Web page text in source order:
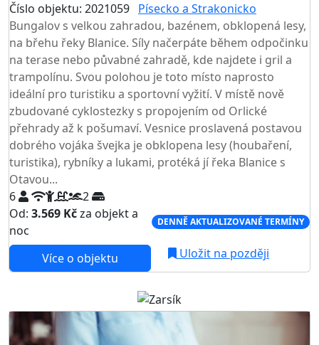
Číslo objektu: 2021059 Písecko a Strakonicko
Bungalov s velkou zahradou, bazénem, obklopená lesy,
na břehu řeky Blanice. Síly načerpáte během odpočinku
na terase nebo půvabné zahradě, kde najdete i gril a
trampolínu. Svou polohou je toto místo naprosto
ideální pro turistiku a sportovní vyžití. V místě nově
zbudované cyklostezky s propojením od Orlické
přehrady až k pošumaví. Vesnice proslavená postavou
dobrého vojáka švejka je obklopena lesy (houbaření,
turistika), rybníky a lukami, protéká jí řeka Blanice s
Otavou...
6
2
Od: 3.569 Kčza objekt a
noc
DENNĚ AKTUALIZOVANÉ TERMÍNY
Více o objektu Uložit na později